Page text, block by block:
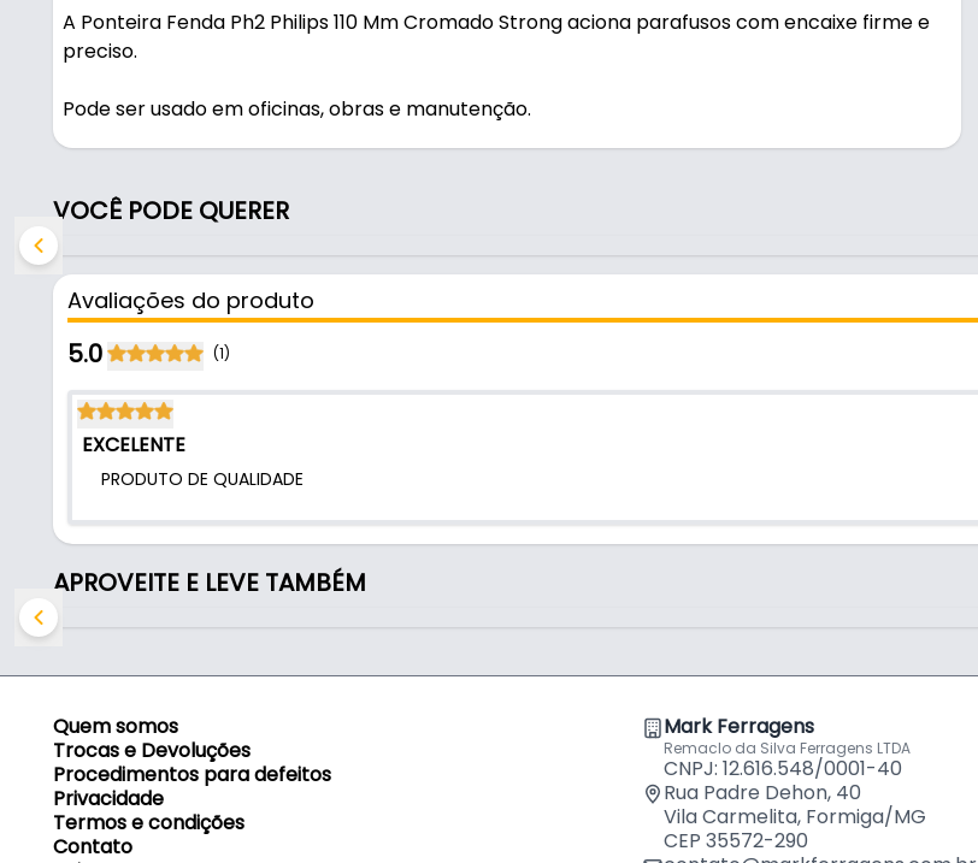
A Ponteira Fenda Ph2 Philips 110 Mm Cromado Strong aciona parafusos com encaixe firme e
preciso.
Pode ser usado em oficinas, obras e manutenção.
é feita por encaixe.
- Marca: Strong
- Modelo: Ph2 Dupla
- Material: Aço
- Acabamento: Cromado
- Comprimento: 110 mm
- Fixação: Encaixe
- Embalagem: Plástica
- Comercializado: Unidade
- Tamanho: 110 mm
VOCÊ PODE QUERER
Avaliações do produto
5.0 (1)
EXCELENTE
PRODUTO DE QUALIDADE
APROVEITE E LEVE TAMBÉM
Quem somos
Trocas e Devoluções
Procedimentos para defeitos
Privacidade
Termos e condições
Contato
Mark Ferragens
Remaclo da Silva Ferragens LTDA
CNPJ: 12.616.548/0001-40
Rua Padre Dehon, 40
Vila Carmelita, Formiga/MG
CEP 35572-290